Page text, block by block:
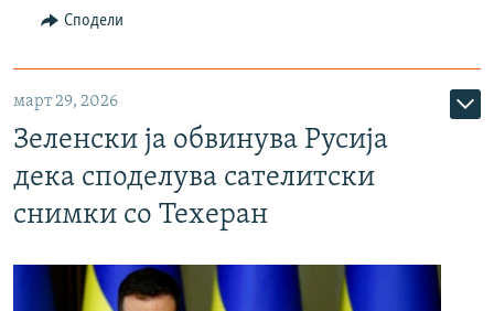
Сподели
март 29, 2026
Зеленски ја обвинува Русија
дека споделува сателитски
снимки со Техеран